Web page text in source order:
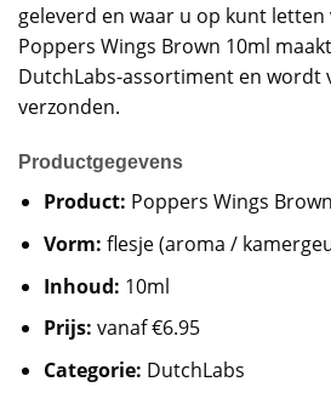
geleverd en waar u op kunt
Poppers Wings Brown 10ml
DutchLabs-assortiment en wordt
verzonden.
Productgegevens
Product: Poppers Wings
Vorm: flesje (aroma /
Inhoud: 10ml
Prijs: vanaf €6.95
Categorie: DutchLabs